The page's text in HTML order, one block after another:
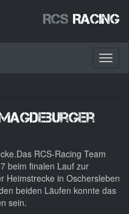
RCS Racing
Das RCS-Racing Team
beim finalen Lauf zur
Heimstrecke in Oschersleben
beiden Läufen konnte das
sein.